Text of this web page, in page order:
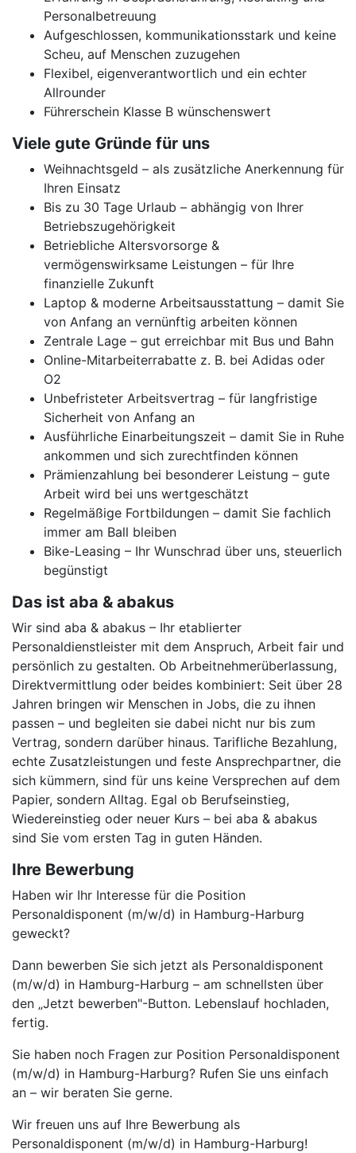
Personalbetreuung
Aufgeschlossen, kommunikationsstark und keine
Scheu, auf Menschen zuzugehen
Flexibel, eigenverantwortlich und ein echter
Allrounder
Führerschein Klasse B wünschenswert
Viele gute Gründe für uns
Weihnachtsgeld – als zusätzliche Anerkennung für
Ihren Einsatz
Bis zu 30 Tage Urlaub – abhängig von Ihrer
Betriebszugehörigkeit
Betriebliche Altersvorsorge &
vermögenswirksame Leistungen – für Ihre
finanzielle Zukunft
Laptop & moderne Arbeitsausstattung – damit Sie
von Anfang an vernünftig arbeiten können
Zentrale Lage – gut erreichbar mit Bus und Bahn
Online-Mitarbeiterrabatte z. B. bei Adidas oder
O2
Unbefristeter Arbeitsvertrag – für langfristige
Sicherheit von Anfang an
Ausführliche Einarbeitungszeit – damit Sie in Ruhe
ankommen und sich zurechtfinden können
Prämienzahlung bei besonderer Leistung – gute
Arbeit wird bei uns wertgeschätzt
Regelmäßige Fortbildungen – damit Sie fachlich
immer am Ball bleiben
Bike-Leasing – Ihr Wunschrad über uns, steuerlich
begünstigt
Das ist aba & abakus
Wir sind aba & abakus – Ihr etablierter
Personaldienstleister mit dem Anspruch, Arbeit fair und
persönlich zu gestalten. Ob Arbeitnehmerüberlassung,
Direktvermittlung oder beides kombiniert: Seit über 28
Jahren bringen wir Menschen in Jobs, die zu ihnen
passen – und begleiten sie dabei nicht nur bis zum
Vertrag, sondern darüber hinaus. Tarifliche Bezahlung,
echte Zusatzleistungen und feste Ansprechpartner, die
sich kümmern, sind für uns keine Versprechen auf dem
Papier, sondern Alltag. Egal ob Berufseinstieg,
Wiedereinstieg oder neuer Kurs – bei aba & abakus
sind Sie vom ersten Tag in guten Händen.
Ihre Bewerbung
Haben wir Ihr Interesse für die Position
Personaldisponent (m/w/d) in Hamburg-Harburg
geweckt?
Dann bewerben Sie sich jetzt als Personaldisponent
(m/w/d) in Hamburg-Harburg – am schnellsten über
den „Jetzt bewerben"-Button. Lebenslauf hochladen,
fertig.
Sie haben noch Fragen zur Position Personaldisponent
(m/w/d) in Hamburg-Harburg? Rufen Sie uns einfach
an – wir beraten Sie gerne.
Wir freuen uns auf Ihre Bewerbung als
Personaldisponent (m/w/d) in Hamburg-Harburg!